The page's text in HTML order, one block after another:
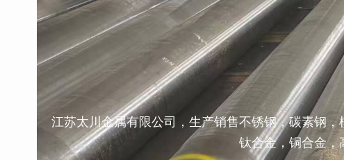
江苏太川金属有限公司，生产销售不锈钢，碳素钢
钛合金，铜合金，